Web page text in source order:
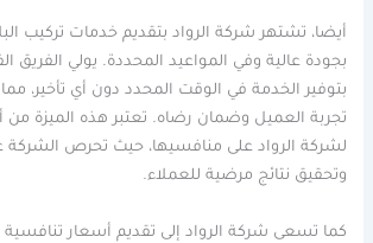
أيضا، تشتهر شركة الرواد بتقديم خدمات تركيب
بجودة عالية وفي المواعيد المحددة. يولي الفريق
بتوفير الخدمة في الوقت المحدد دون أي تأخير،
تجربة العميل وضمان رضاه. تعتبر هذه الميزة من
لشركة الرواد على منافسيها، حيث تحرص الشركة
وتحقيق نتائج مرضية للعملاء.
كما تسعى شركة الرواد إلى تقديم أسعار